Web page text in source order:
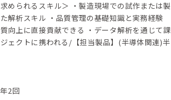
められるスキル＞ ・製造現場での試作または製
解析スキル ・品質管理の基礎知識と実務経験
向上に直接貢献できる ・データ解析を通じて課
ェクトに携われる/【担当製品】(半導体関連)半
2回